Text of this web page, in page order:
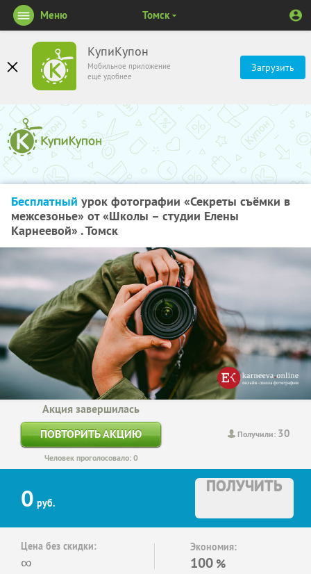
КупиКупон
Мобильное приложение
ещё удобнее
Загрузить
Меню Томск
Бесплатный урок фотографии «Секреты съёмки в
межсезонье» от «Школы – студии Елены
Карнеевой» . Томск
Получили: 30
Акция завершилась
ПОВТОРИТЬ АКЦИЮ
Человек проголосовало: 0
0 руб.
ПОЛУЧИТЬ
Цена без скидки:
∞
Экономия:
100 %